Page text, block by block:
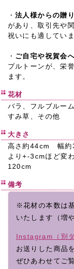
・ 法人様からの贈
があり、取引先や
祝いにも適していま
・ ご自宅や祝賀会
プルトーンが、栄
ます。
花材
バラ、フルブルー
すみ草、その他
大きさ
高さ約44cm 幅約
より+-3cmほど変
120cm
備考
※花材の本数は
いたします（増
Instagram（別
お送りした商品
ぜひあわせてご